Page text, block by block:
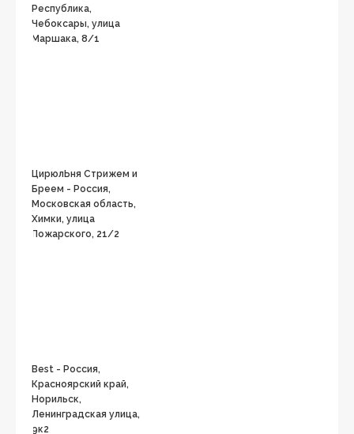
Республика,
Чебоксары, улица
Маршака, 8/1
ЦирюлЬня Стрижем и
Бреем - Россия,
Московская область,
Химки, улица
Пожарского, 21/2
Best - Россия,
Красноярский край,
Норильск,
Ленинградская улица,
9к2